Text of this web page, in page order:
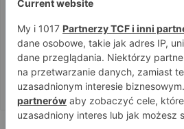
Tańcula nie gryzł się w język.
zachowaniu Jacka
4 sierpnia 2026
Ostre spojrzenia Jóźwiaka i
przed PRIME 18